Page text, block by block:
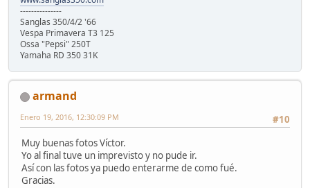
---------------
Sanglas 350/4/2 '66
Vespa Primavera T3 125
Ossa "Pepsi" 250T
Yamaha RD 350 31K
armand
#10
Enero 19, 2016, 12:30:09 PM
Muy buenas fotos Víctor.
Yo al final tuve un imprevisto y no pude ir.
Así con las fotos ya puedo enterarme de como fué.
Gracias.